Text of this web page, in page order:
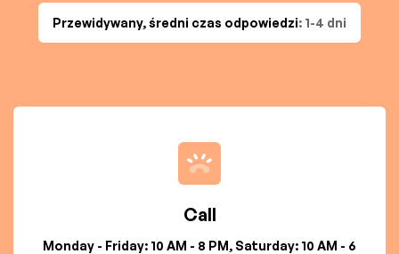
Przewidywany, średni czas odpowiedzi: 1-4 dni
Call
Monday - Friday: 10 AM - 8 PM, Saturday: 10 AM - 6